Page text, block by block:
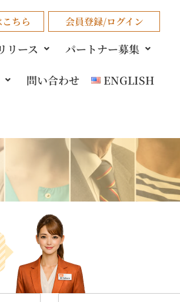
ちら 会員登録/ログイン
リース パートナー募集
問い合わせ ENGLISH